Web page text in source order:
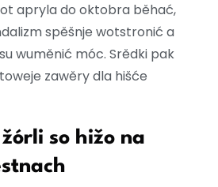
apryla do oktobra běhać,
spěšnje wotstronić a
wuměnić móc. Srědki pak
zawěry dla hišće
so hižo na